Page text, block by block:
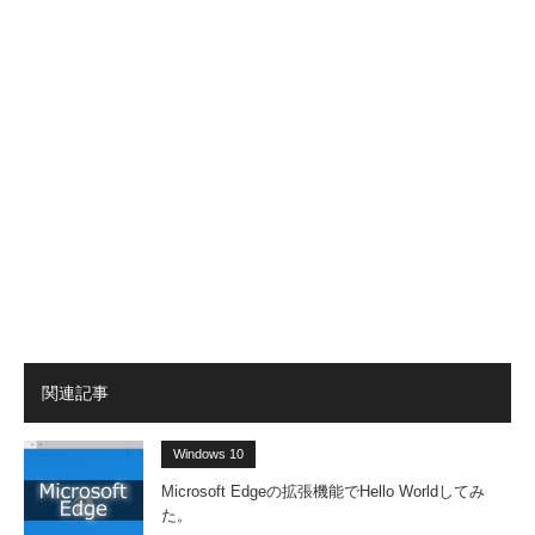
関連記事
Windows 10
Microsoft Edgeの拡張機能でHello Worldしてみ
た。